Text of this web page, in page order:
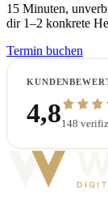
15 Minuten,
dir 1–2 konkrete
Termin buchen
4,8148